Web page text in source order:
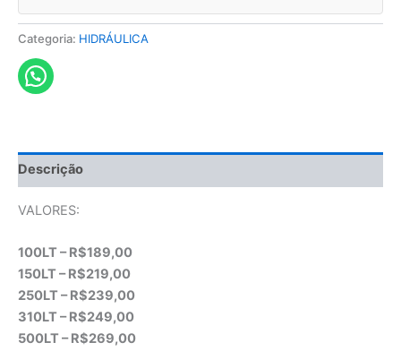
Categoria: HIDRÁULICA
Descrição
VALORES:
100LT – R$189,00
150LT – R$219,00
250LT – R$239,00
310LT – R$249,00
500LT – R$269,00